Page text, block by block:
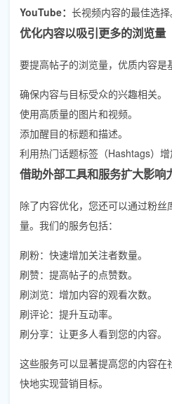
YouTube： 长视频内容的最佳选择
优化内容以吸引更多的浏览量
要提高帖子的浏览量，优质内容是
确保内容与目标受众的兴趣相关。
使用高质量的图片和视频。
添加醒目的标题和描述。
利用热门话题标签（Hashtags）增
借助外部工具和服务扩大影响
除了内容优化，您还可以通过粉
量。我们的服务包括：
刷粉：快速增加关注者数量。
刷赞：提高帖子的点赞数。
刷浏览：增加内容的观看次数。
刷评论：提升互动率。
刷分享：让更多人看到您的内容。
这些服务可以显著提高您的内容
快地实现营销目标。